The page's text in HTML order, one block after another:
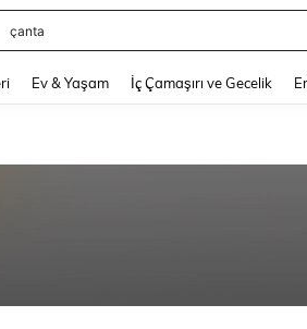
çanta
Ev & Yaşam İç Çamaşırı ve Gecelik